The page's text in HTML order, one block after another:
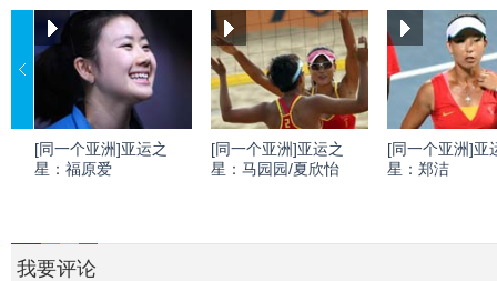
[同一个亚洲]亚运之
星：福原爱
[同一个亚洲]亚运之
星：马园园/夏欣怡
[同一个亚洲]亚
星：郑洁
我要评论